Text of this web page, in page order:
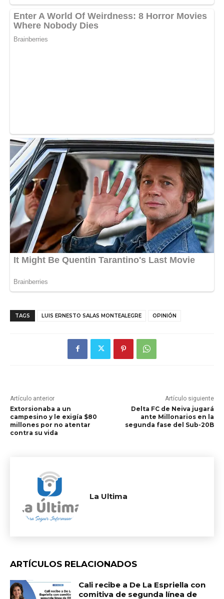
TAGS LUIS ERNESTO SALAS MONTEALEGRE OPINIÓN
Artículo anterior
Extorsionaba a un
campesino y le exigía $80
millones por no atentar
contra su vida
Artículo siguiente
Delta FC de Neiva jugará
ante Millonarios en la
segunda fase del Sub-20B
La Ultima
ARTÍCULOS RELACIONADOS
Cali recibe a De La Espriella con
comitiva de segunda línea de